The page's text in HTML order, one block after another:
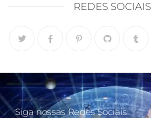
REDES SOCIAIS
Siga nossas Redes Sociais